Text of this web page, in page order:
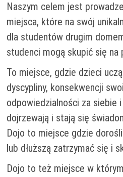
Naszym celem jest
miejsca, które na swój
dla studentów drugim
studenci mogą skupić się na
To miejsce, gdzie dzieci
dyscypliny, konsekwencji
odpowiedzialności za siebie
dojrzewają i stają się
Dojo to miejsce gdzie
lub dłuższą zatrzymać się i
Dojo to też miejsce w